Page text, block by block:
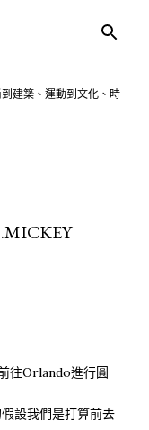
建築、運動到文化、時
往Orlando進行圓
設我們是打算前去